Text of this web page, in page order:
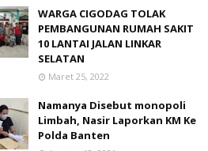
WARGA CIGODAG TOLAK
PEMBANGUNAN RUMAH SAKIT
10 LANTAI JALAN LINKAR
SELATAN
Maret 25, 2022
Namanya Disebut monopoli
Limbah, Nasir Laporkan KM Ke
Polda Banten